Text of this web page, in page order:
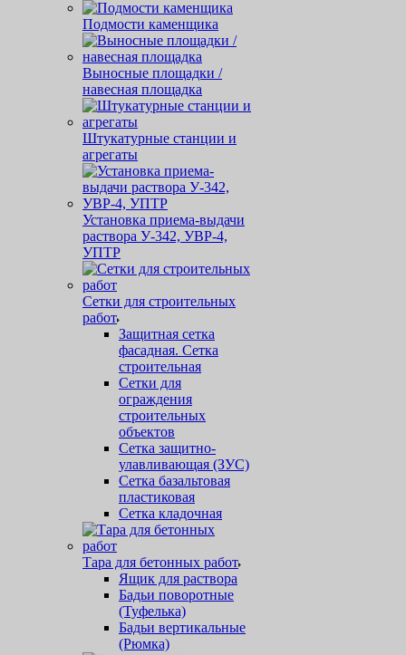
Подмости каменщика
Выносные площадки /
навесная площадка
Штукатурные станции и
агрегаты
Установка приема-выдачи
раствора У-342, УВР-4,
УПТР
Сетки для строительных
работ
Защитная cетка
фасадная. Сетка
строительная
Сетки для
ограждения
строительных
объектов
Сетка защитно-
улавливающая (ЗУС)
Сетка базальтовая
пластиковая
Сетка кладочная
Тара для бетонных работ
Ящик для раствора
Бадьи поворотные
(Туфелька)
Бадьи вертикальные
(Рюмка)